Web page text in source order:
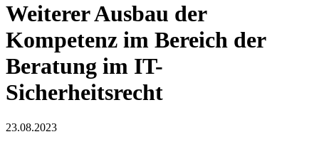
Weiterer Ausbau der
Kompetenz im Bereich der
Beratung im IT-
Sicherheitsrecht
23.08.2023